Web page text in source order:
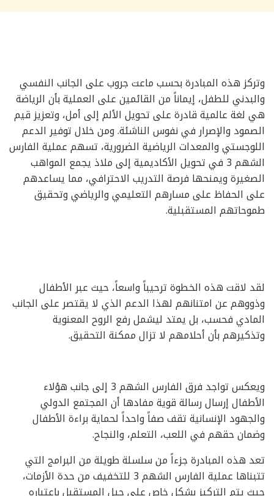
وتركز هذه المبادرة بحسب ماعت جروب على الجانب النفسي
والبدني للطفل، إيماناً من القائمين على العملية بأن الرياضة
هي لغة عالمية قادرة على تحويل الألم إلى أمل، وتعزيز قيم
الصمود والإصرار في نفوس الناشئة. ومن خلال توفير الدعم
اللوجستي والمعدات الرياضية الضرورية، تسهم عملية الفارس
الشهم 3 في تحويل الأكاديمية إلى ملاذ يجمع المواهب
الصغيرة ويمنحها فرصة التدريب الاحترافي، مما يساعدهم
على الحفاظ على مسارهم التعليمي والرياضي وتحقيق
طموحاتهم المستقبلية.
لقد لاقت هذه الخطوة ترحيباً واسعاً، حيث عبر الأطفال
وذووهم عن امتنانهم لهذا الدعم الذي لا يقتصر على الجانب
المادي فحسب، بل يمتد ليشمل رفع الروح المعنوية
وتذكيرهم بأن أحلامهم لا تزال ممكنة التحقيق.
ويعكس تواجد فرق الفارس الشهم 3 إلى جانب هؤلاء
الأطفال إرسال رسالة قوية مفادها أن المجتمع الدولي
والجهود الإنسانية تقف صفاً واحداً لحماية براءة الأطفال
وضمان حقهم في اللعب، التعلم، والنجاح.
تعد هذه المبادرة جزءاً من سلسلة طويلة من البرامج التي
تتبناها عملية الفارس الشهم 3 للتخفيف من حدة الأزمات،